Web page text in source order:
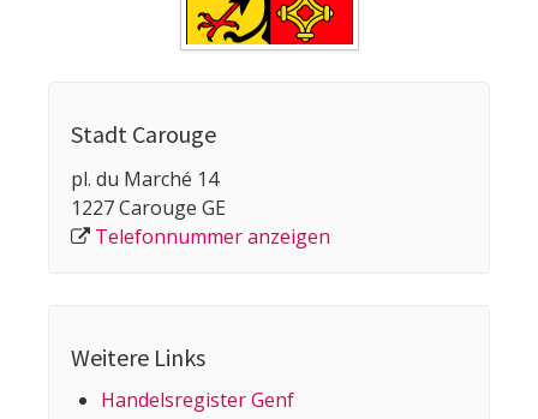
Stadt Carouge
pl. du Marché 14
1227 Carouge GE
Telefonnummer anzeigen
Weitere Links
Handelsregister Genf